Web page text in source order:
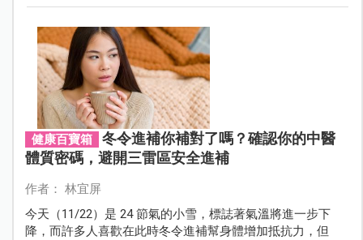
健康百寶箱
冬令進補你補對了嗎？確認你的中醫
體質密碼，避開三雷區安全進補
作者： 林宜屏
今天（11/22）是 24 節氣的小雪，標誌著氣溫將進一步下
降，而許多人喜歡在此時冬令進補幫身體增加抵抗力，但